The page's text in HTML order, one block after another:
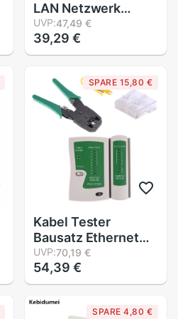
LAN Netzwerk
Adapter Katze5
Katze5E Patch Tafel
RJ45 Vernetzung
Montieren Gestell
Halterung
UVP:47,49 €
39,29 €
SPARE 15,80 €
Kabel Tester
Bausatz Ethernet
Kabel Tester
Bausatz crimpen
Crimper Zangen +
100 stücke RJ45
Katze5 Katze5e
UVP:70,19 €
54,39 €
SPARE 4,80 €